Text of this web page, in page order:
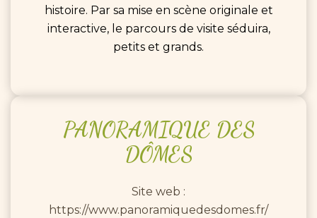
histoire. Par sa mise en scène originale et
interactive, le parcours de visite séduira,
petits et grands.
PANORAMIQUE DES
DÔMES
Site web :
https://www.panoramiquedesdomes.fr/